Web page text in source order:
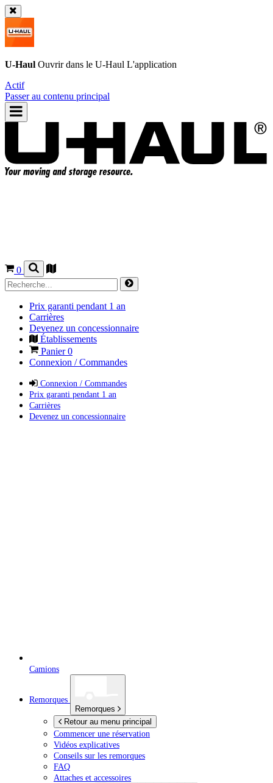
U-Haul Ouvrir dans le U-Haul L'application
Actif
Passer au contenu principal
0
Prix garanti pendant 1 an
Carrières
Devenez un concessionnaire
Établissements
Panier0
Connexion / Commandes
Connexion / Commandes
Prix garanti pendant 1 an
Carrières
Devenez un concessionnaire
Camions
Remorques
Remorques
Retour au menu principal
Commencer une réservation
Vidéos explicatives
Conseils sur les remorques
FAQ
Attaches et accessoires